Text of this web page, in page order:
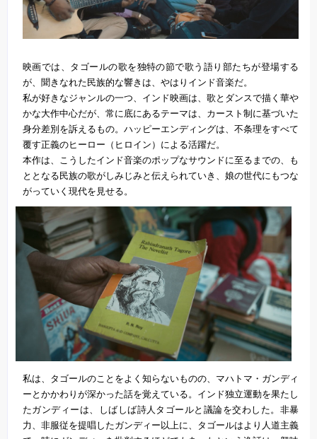
映画では、タゴールの歌を独特の節で歌う語り部たちが登場する
が、聞きなれた民族的な響きは、やはりインド音楽だ。
私が好きなジャンルの一つ、インド映画は、歌とダンスで描く華や
かな大作中心だが、常に底にあるテーマは、カースト制に基づいた
身分差別を訴えるもの。ハッピーエンディングは、不条理をすべて
覆す正義のヒーロー（ヒロイン）による活躍だ。
本作は、こうしたインド音楽のポップなサウンドに至るまでの、も
ととなる民族の歌がしみじみと伝えられていき、娘の世代にもつな
がっていく現代を見せる。
私は、タゴールのことをよく知らないものの、マハトマ・ガンディ
ーとかかわりが深かった話を覚えている。インド独立運動を果たし
たガンディーは、しばしば詩人タゴールと議論を交わした。非暴
力、非服従を提唱したガンディー以上に、タゴールはより人道主義